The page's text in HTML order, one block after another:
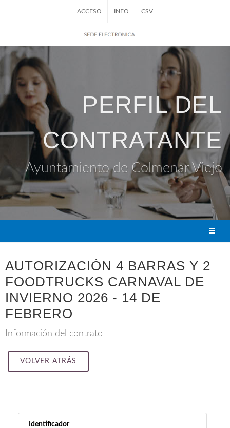
ACCESO INFO CSV
PERFIL DEL
CONTRATANTE
Ayuntamiento de Colmenar Viejo
AUTORIZACIÓN 4 BARRAS Y 2
FOODTRUCKS CARNAVAL DE
INVIERNO 2026 - 14 DE
FEBRERO
Información del contrato
VOLVER ATRÁS
Identificador